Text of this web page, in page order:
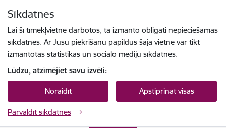
Sīkdatnes
Lai šī tīmekļvietne darbotos, tā izmanto obligāti nepieciešamās
sīkdatnes. Ar Jūsu piekrišanu papildus šajā vietnē var tikt
izmantotas statistikas un sociālo mediju sīkdatnes.
Lūdzu, atzīmējiet savu izvēli:
Noraidīt Apstiprināt visas
Pārvaldīt sīkdatnes